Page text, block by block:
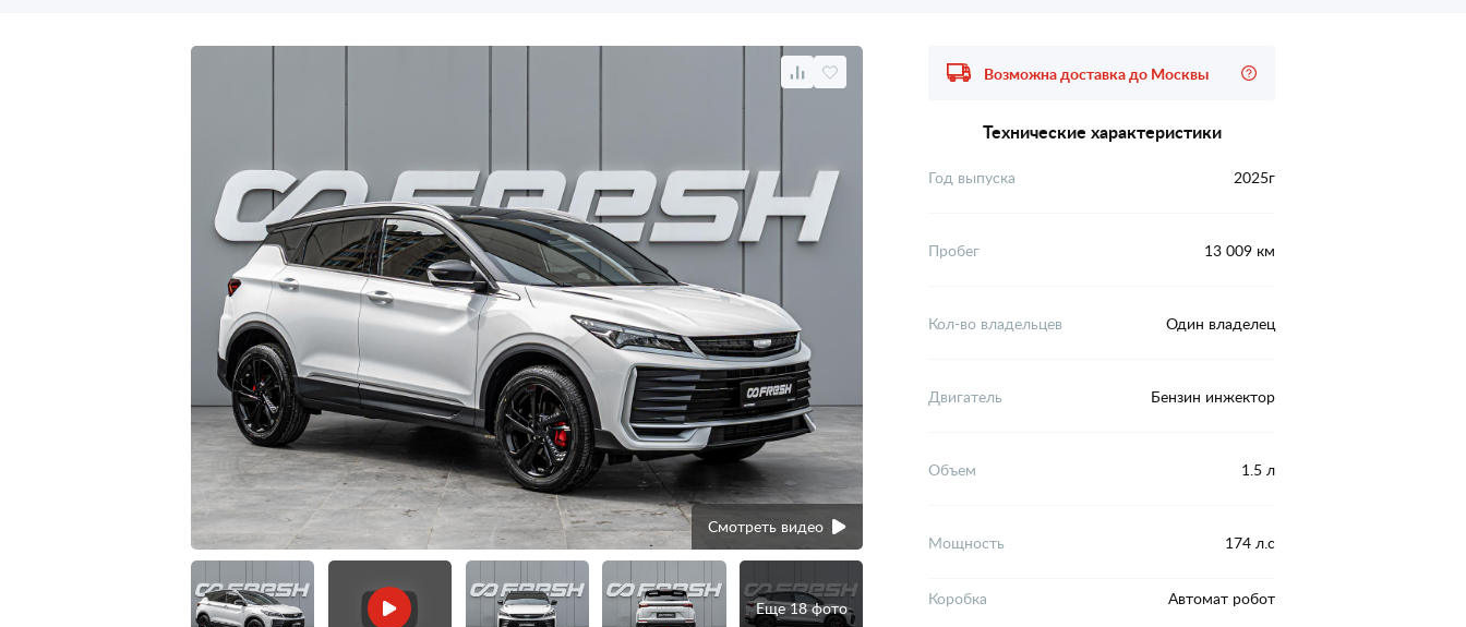
Смотреть видео
Еще 18 фото
Возможна доставка до Москвы
Технические характеристики
Год выпуска 2025г
Пробег 13 009 км
Кол-во владельцев Один владелец
Двигатель Бензин инжектор
Объем 1.5 л
Мощность 174 л.с
Коробка Автомат робот